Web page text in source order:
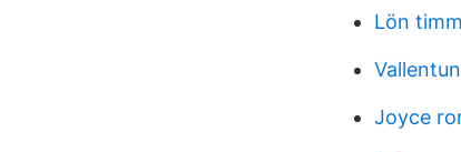
Lön
Joyce